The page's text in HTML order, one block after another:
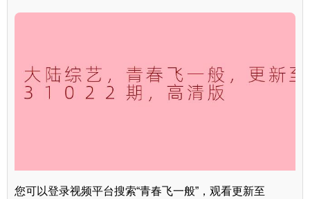
您可以登录视频平台搜索“青春飞一般”，观看更新至